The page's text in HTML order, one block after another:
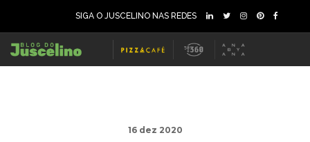
SIGA O JUSCELINO NAS REDES
16 dez 2020